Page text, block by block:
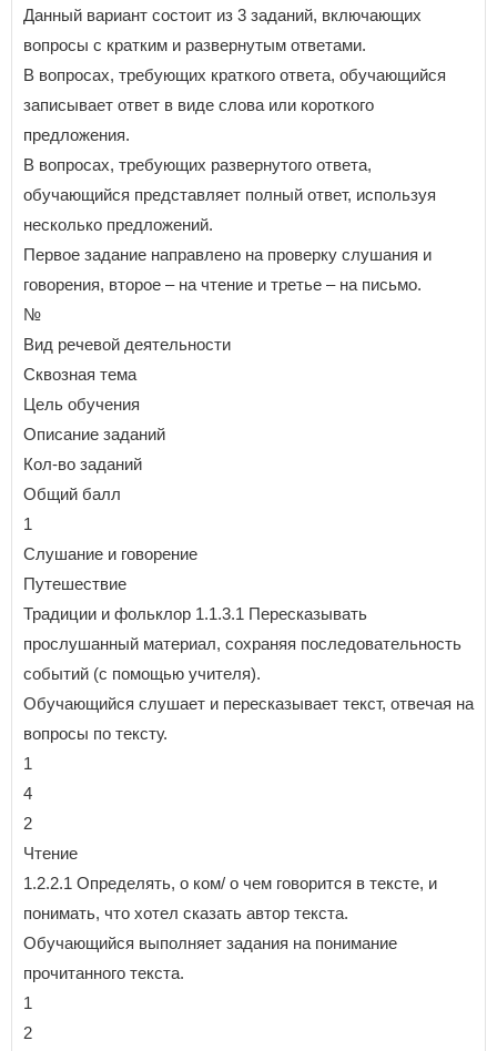
Данный вариант состоит из 3 заданий, включающих
вопросы с кратким и развернутым ответами.
В вопросах, требующих краткого ответа, обучающийся
записывает ответ в виде слова или короткого
предложения.
В вопросах, требующих развернутого ответа,
обучающийся представляет полный ответ, используя
несколько предложений.
Первое задание направлено на проверку слушания и
говорения, второе – на чтение и третье – на письмо.
№
Вид речевой деятельности
Сквозная тема
Цель обучения
Описание заданий
Кол-во заданий
Общий балл
1
Слушание и говорение
Путешествие
Традиции и фольклор 1.1.3.1 Пересказывать
прослушанный материал, сохраняя последовательность
событий (с помощью учителя).
Обучающийся слушает и пересказывает текст, отвечая на
вопросы по тексту.
1
4
2
Чтение
1.2.2.1 Определять, о ком/ о чем говорится в тексте, и
понимать, что хотел сказать автор текста.
Обучающийся выполняет задания на понимание
прочитанного текста.
1
2